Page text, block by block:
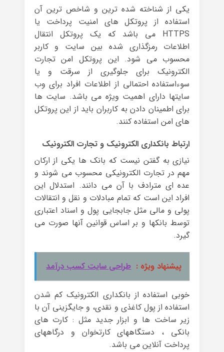
یکی از شناخته شده ترین و شاخص ترین آن
استفاده از پروتکل های امنیت پرداخت یا
HTTPS می باشد که یک پروتکل انتقال
اطلاعات رمزگذاری شده بین سایت و کاربر
محسوب می شود. این پروتکل امن تجارت
الکترونیک برای جلوگیری از سرقت و یا
سوءاستفاده احتمالی از اطلاعات افراد برای وب
سایتها دارای اهمیت ویژه می باشد. سایت ها
برای اطمینان دادن به کاربران باید از این پروتکل
های امن استفاده کنند.
ارتباط بانکداری الکترونیک و تجارت الکترونیک
نیازی به گفتن نیست که بانک ها یکی از ارکان
مهم در تجارت الکترونیکی محسوب می شوند و
عده ای مترادف با آن می دانند. استدلال این
افراد این است که تمام مبادلات و نقل و انتقالات
پولی و مالی مثل جابجایی پول و اسناد اعتباری
توسط بانکها و بر اساس قوانین آنها صورت می
گیرد.
پیشنهاد ویژه : طراحی سایت کسب درآمد
خوبی استفاده از بانکداری الکترونیک کم شدن
استفاده از پول کاغذی و نقدی، و جایگزینی آن با
زیر ساخت ها و ابزار جدید مثل : کارت های
بانکی ، دستگاههای کارتخوان و درگاههای
پرداخت آنلاین می باشد.